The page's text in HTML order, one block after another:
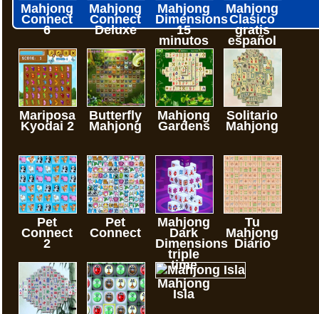
Mahjong
Connect
6
Mahjong
Connect
Deluxe
Mahjong
Dimensions
15
minutos
Mahjong
Clasico
gratis
español
Mariposa
Kyodai 2
Butterfly
Mahjong
Mahjong
Gardens
Solitario
Mahjong
Pet
Connect
2
Pet
Connect
Mahjong
Dark
Dimensions
triple
time
Tu
Mahjong
Diario
Mahjong
Isla